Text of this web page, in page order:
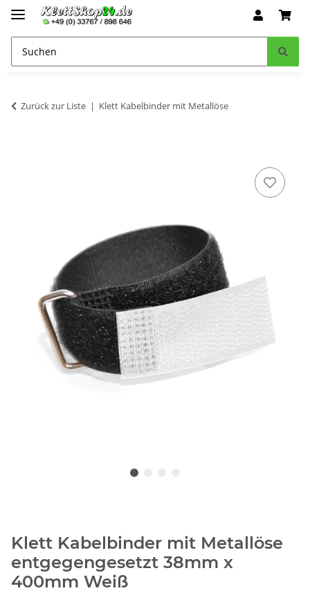
Zurück zur Liste Klett Kabelbinder mit Metallöse
Klett Kabelbinder mit Metallöse
entgegengesetzt 38mm x
400mm Weiß